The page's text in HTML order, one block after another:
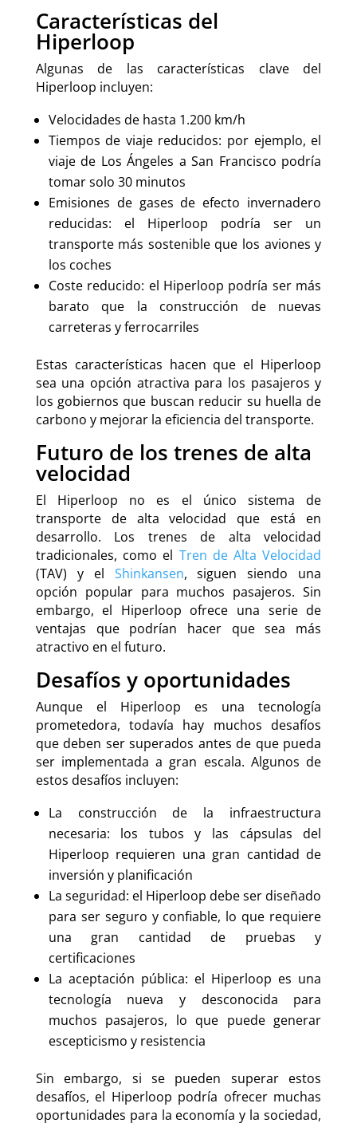
Características del
Hiperloop
Algunas de las características clave del
Hiperloop incluyen:
Velocidades de hasta 1.200 km/h
Tiempos de viaje reducidos: por ejemplo, el
viaje de Los Ángeles a San Francisco podría
tomar solo 30 minutos
Emisiones de gases de efecto invernadero
reducidas: el Hiperloop podría ser un
transporte más sostenible que los aviones y
los coches
Coste reducido: el Hiperloop podría ser más
barato que la construcción de nuevas
carreteras y ferrocarriles
Estas características hacen que el Hiperloop
sea una opción atractiva para los pasajeros y
los gobiernos que buscan reducir su huella de
carbono y mejorar la eficiencia del transporte.
Futuro de los trenes de alta
velocidad
El Hiperloop no es el único sistema de
transporte de alta velocidad que está en
desarrollo. Los trenes de alta velocidad
tradicionales, como el Tren de Alta Velocidad
(TAV) y el Shinkansen, siguen siendo una
opción popular para muchos pasajeros. Sin
embargo, el Hiperloop ofrece una serie de
ventajas que podrían hacer que sea más
atractivo en el futuro.
Desafíos y oportunidades
Aunque el Hiperloop es una tecnología
prometedora, todavía hay muchos desafíos
que deben ser superados antes de que pueda
ser implementada a gran escala. Algunos de
estos desafíos incluyen:
La construcción de la infraestructura
necesaria: los tubos y las cápsulas del
Hiperloop requieren una gran cantidad de
inversión y planificación
La seguridad: el Hiperloop debe ser diseñado
para ser seguro y confiable, lo que requiere
una gran cantidad de pruebas y
certificaciones
La aceptación pública: el Hiperloop es una
tecnología nueva y desconocida para
muchos pasajeros, lo que puede generar
escepticismo y resistencia
Sin embargo, si se pueden superar estos
desafíos, el Hiperloop podría ofrecer muchas
oportunidades para la economía y la sociedad,